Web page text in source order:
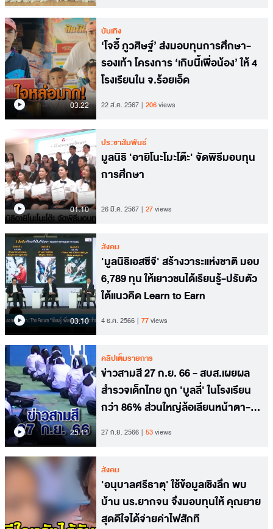
03.22
บันเทิง
‘โจอี้ ภูวศิษฐ์’ ส่งมอบทุนการศึกษา-
รองเท้า โครงการ ‘เกิบนี้เพื่อน้อง’ ให้ 4
โรงเรียนใน จ.ร้อยเอ็ด
22 ส.ค. 2567 206views
01.10
ประชาสัมพันธ์
มูลนิธิ 'อายิโนะโมะโต๊ะ' จัดพิธีมอบทุน
การศึกษา
26 มี.ค. 2567 27views
03.10
สังคม
'มูลนิธิเอสซีจี' สร้างวาระแห่งชาติ มอบ
6,789 ทุน ให้เยาวชนได้เรียนรู้-ปรับตัว
ใต้แนวคิด Learn to Earn
4 ธ.ค. 2566 77views
25.11
คลิปเต็มรายการ
ข่าวสามสี 27 ก.ย. 66 - สบส.เผยผล
สำรวจเด็กไทย ถูก 'บูลลี่' ในโรงเรียน
กว่า 86% ส่วนใหญ่ล้อเลียนหน้าตา-
27 ก.ย. 2566 53views
สังคม
'อนุบาลศรีธาตุ' ใช้ข้อมูลเชิงลึก พบ
บ้าน นร.ยากจน จึงมอบทุนให้ คุณยาย
สุดดีใจได้จ่ายค่าไฟสักที